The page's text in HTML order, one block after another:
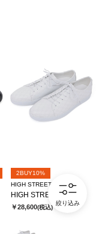
2BUY10%
HIGH STREET
￥28,600(税込)
絞り込み